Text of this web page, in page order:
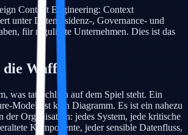
Context Engineering: Context
unter Datenresidenz-, Governance- und
für regulierte Unternehmen. Dies ist das
Waffe
was tatsächlich auf dem Spiel steht. Ein
Modell ist kein Diagramm. Es ist ein nahezu
der Organisation: jedes System, jede kritische
Komponente, jeder sensible Datenfluss,